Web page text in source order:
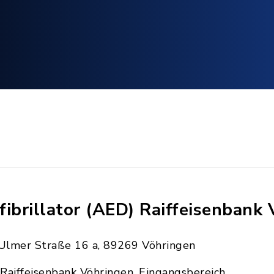
(AED) Raiffeisenbank
Straße 16 a, 89269 Vöhringen